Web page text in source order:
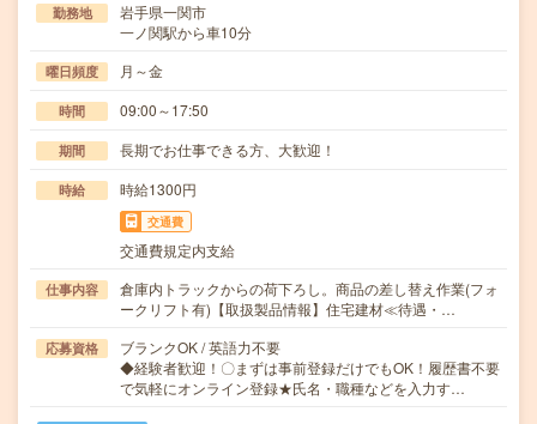
勤務地
岩手県一関市
一ノ関駅から車10分
曜日頻度 月～金
時間 09:00～17:50
期間 長期でお仕事できる方、大歓迎！
時給 時給1300円
交通費
交通費規定内支給
仕事内容
倉庫内トラックからの荷下ろし。商品の差し替え作業(フォ
ークリフト有)【取扱製品情報】住宅建材≪待遇・…
応募資格
ブランクOK / 英語力不要
◆経験者歓迎！〇まずは事前登録だけでもOK！履歴書不要
で気軽にオンライン登録★氏名・職種などを入力す…